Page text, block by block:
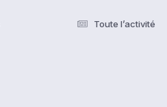
Toute l’activité